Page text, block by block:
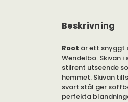
Beskrivning
Root är ett snyggt
Wendelbo. Skivan
stilrent utseende
hemmet. Skivan
svart stål ger
perfekta